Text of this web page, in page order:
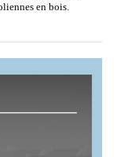
en bois.